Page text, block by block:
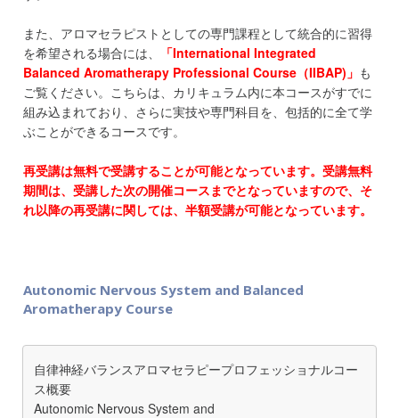
また、アロマセラピストとしての専門課程として統合的に習得
を希望される場合には、
「International Integrated
Balanced Aromatherapy Professional Course（IIBAP)」 も
ご覧ください。こちらは、カリキュラム内に本コースがすでに
組み込まれており、さらに実技や専門科目を、包括的に全て学
ぶことができるコースです。
再受講は無料で受講することが可能となっています。受講無料
期間は、受講した次の開催コースまでとなっていますので、そ
れ以降の再受講に関しては、半額受講が可能となっています。
Autonomic Nervous System and Balanced
Aromatherapy Course
自律神経バランスアロマセラピープロフェッショナルコー
ス概要
Autonomic Nervous System and